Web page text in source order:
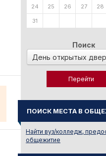
24 25 26 27 28
31
Поиск
ПОИСК МЕСТА В
Найти вуз/колледж,
общежитие